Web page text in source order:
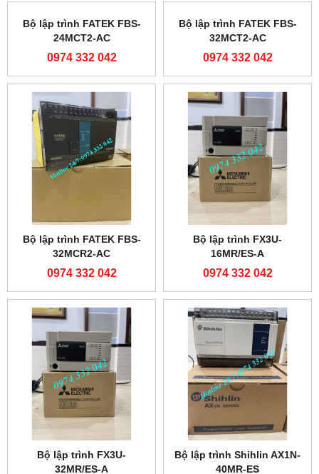
0974 332 042 0974 332 042
40MAR2-AC
0974 332 042
Bộ lập trình FATEK FBS-
24MCR2-AC
0974 332 042
Bộ lập trình FATEK FBS-
24MCT2-AC
0974 332 042
Bộ lập trình FATEK FBS-
32MCT2-AC
0974 332 042